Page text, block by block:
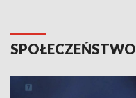
SPOŁECZEŃSTWO